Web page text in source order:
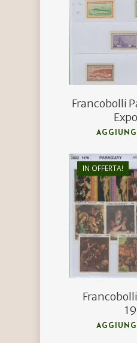
Hit enter
Francobolli
IN OFFERTA!